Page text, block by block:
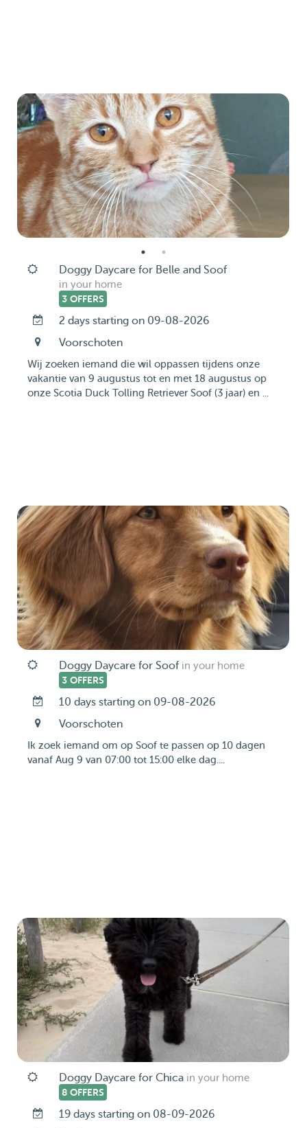
Doggy Daycare for Belle and Soof
in your home
3 OFFERS
2 days starting on 09-08-2026
Voorschoten
Wij zoeken iemand die wil oppassen tijdens onze
vakantie van 9 augustus tot en met 18 augustus op
onze Scotia Duck Tolling Retriever Soof (3 jaar) en ...
Doggy Daycare for Soof in your home
3 OFFERS
10 days starting on 09-08-2026
Voorschoten
Ik zoek iemand om op Soof te passen op 10 dagen
vanaf Aug 9 van 07:00 tot 15:00 elke dag....
Doggy Daycare for Chica in your home
8 OFFERS
19 days starting on 08-09-2026